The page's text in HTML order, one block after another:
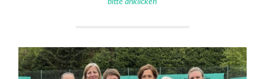
bitte anklicken